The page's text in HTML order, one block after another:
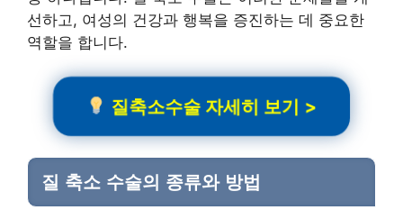
선하고, 여성의 건강과 행복을 증진하는 데 중요한
역할을 합니다.
질축소수술 자세히 보기 >
질 축소 수술의 종류와 방법